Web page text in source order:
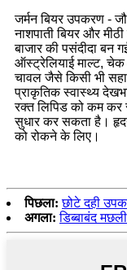
जर्मन बियर उपकरण - जौ
नाशपाती बियर और
बाजार की पसंदीदा
ऑस्ट्रेलियाई माल्ट, चेक
चावल जैसे किसी भी
प्राकृतिक स्वास्थ्य
रक्त लिपिड को कम कर
सुधार कर सकता है।
को रोकने के लिए।
पिछला: छोटे दही
अगला: डिब्बाबंद